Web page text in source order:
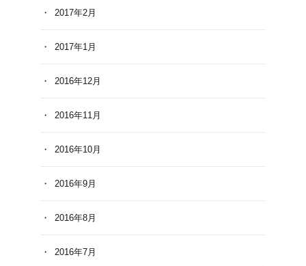
2017年2月
2017年1月
2016年12月
2016年11月
2016年10月
2016年9月
2016年8月
2016年7月